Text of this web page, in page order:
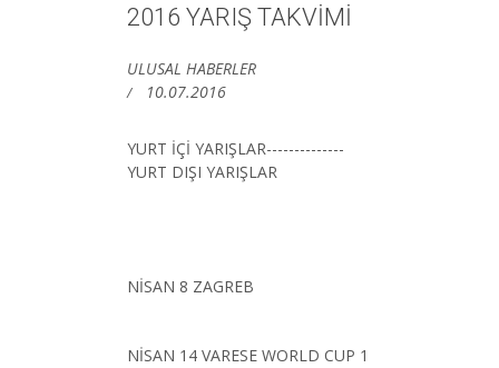
2016 YARIŞ TAKVİMİ
ULUSAL HABERLER
10.07.2016
YURT İÇİ YARIŞLAR--------------
YURT DIŞI YARIŞLAR
NİSAN 8 ZAGREB
NİSAN 14 VARESE WORLD CUP 1